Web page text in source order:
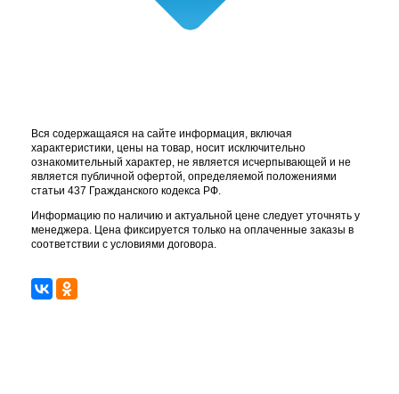
Вся содержащаяся на сайте информация, включая
характеристики, цены на товар, носит исключительно
ознакомительный характер, не является исчерпывающей и не
является публичной офертой, определяемой положениями
статьи 437 Гражданского кодекса РФ.
Информацию по наличию и актуальной цене следует уточнять у
менеджера. Цена фиксируется только на оплаченные заказы в
соответствии с условиями договора.